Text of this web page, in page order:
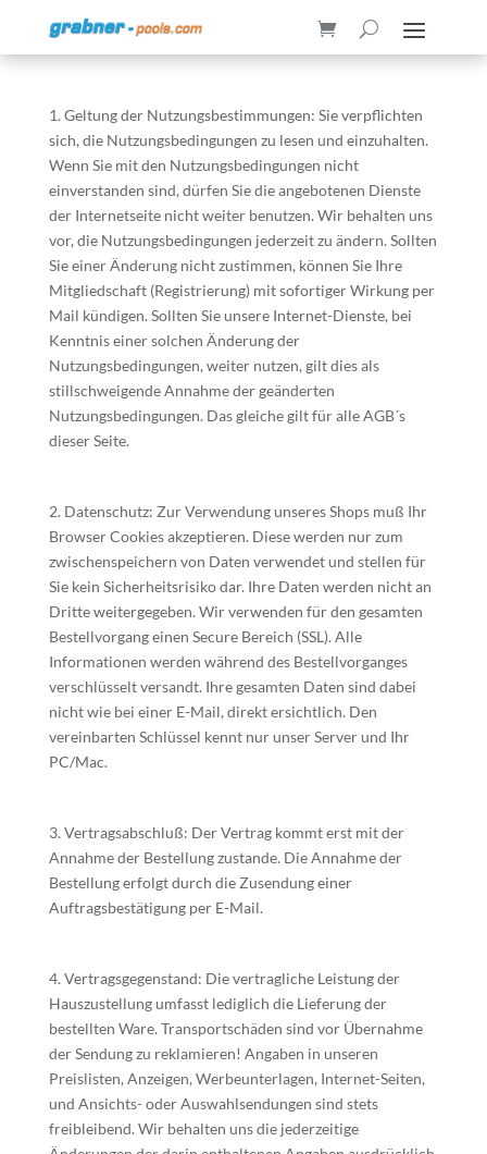
1. Geltung der Nutzungsbestimmungen: Sie verpflichten
sich, die Nutzungsbedingungen zu lesen und einzuhalten.
Wenn Sie mit den Nutzungsbedingungen nicht
einverstanden sind, dürfen Sie die angebotenen Dienste
der Internetseite nicht weiter benutzen. Wir behalten uns
vor, die Nutzungsbedingungen jederzeit zu ändern. Sollten
Sie einer Änderung nicht zustimmen, können Sie Ihre
Mitgliedschaft (Registrierung) mit sofortiger Wirkung per
Mail kündigen. Sollten Sie unsere Internet-Dienste, bei
Kenntnis einer solchen Änderung der
Nutzungsbedingungen, weiter nutzen, gilt dies als
stillschweigende Annahme der geänderten
Nutzungsbedingungen. Das gleiche gilt für alle AGB´s
dieser Seite.
2. Datenschutz: Zur Verwendung unseres Shops muß Ihr
Browser Cookies akzeptieren. Diese werden nur zum
zwischenspeichern von Daten verwendet und stellen für
Sie kein Sicherheitsrisiko dar. Ihre Daten werden nicht an
Dritte weitergegeben. Wir verwenden für den gesamten
Bestellvorgang einen Secure Bereich (SSL). Alle
Informationen werden während des Bestellvorganges
verschlüsselt versandt. Ihre gesamten Daten sind dabei
nicht wie bei einer E-Mail, direkt ersichtlich. Den
vereinbarten Schlüssel kennt nur unser Server und Ihr
PC/Mac.
3. Vertragsabschluß: Der Vertrag kommt erst mit der
Annahme der Bestellung zustande. Die Annahme der
Bestellung erfolgt durch die Zusendung einer
Auftragsbestätigung per E-Mail.
4. Vertragsgegenstand: Die vertragliche Leistung der
Hauszustellung umfasst lediglich die Lieferung der
bestellten Ware. Transportschäden sind vor Übernahme
der Sendung zu reklamieren! Angaben in unseren
Preislisten, Anzeigen, Werbeunterlagen, Internet-Seiten,
und Ansichts- oder Auswahlsendungen sind stets
freibleibend. Wir behalten uns die jederzeitige